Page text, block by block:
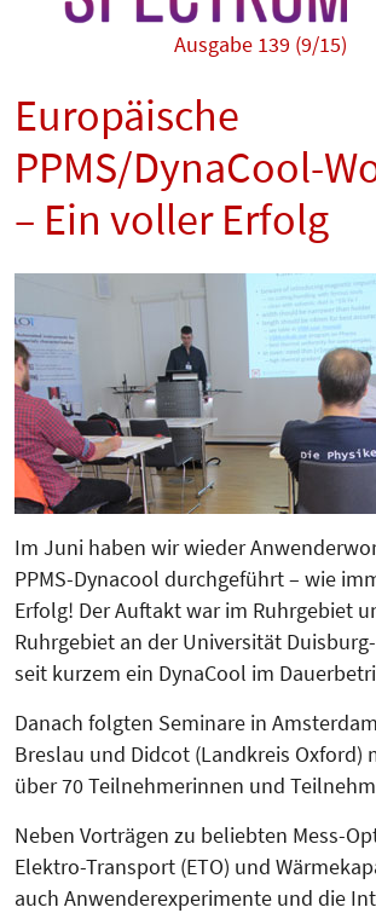
Ausgabe 139 (9/15)
Europäische
PPMS/DynaCool-
– Ein voller Erfolg
Im Juni haben wir wieder
PPMS-Dynacool durch­­geführt – wie
Erfolg! Der Auftakt war im Ruhrgebiet
Ruhrgebiet an der Universität
seit kurzem ein DynaCool im
Danach folgten Seminare in
Breslau und Didcot (Land­kreis Oxford)
über 70 Teilnehmerinnen und
Neben Vorträgen zu beliebten Mess-
Elektro-Transport (ETO) und
auch Anwen­derexperimente und die